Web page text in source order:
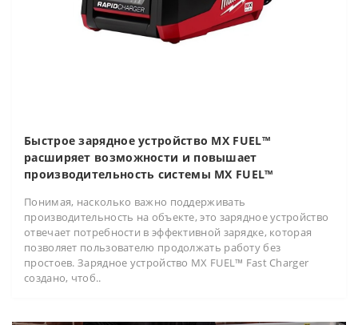
Быстрое зарядное устройство MX FUEL™
расширяет возможности и повышает
производительность системы MX FUEL™
Понимая, насколько важно поддерживать
производительность на объекте, это зарядное устройство
отвечает потребности в эффективной зарядке, которая
позволяет пользователю продолжать работу без
простоев. Зарядное устройство MX FUEL™ Fast Charger
создано, чтоб..